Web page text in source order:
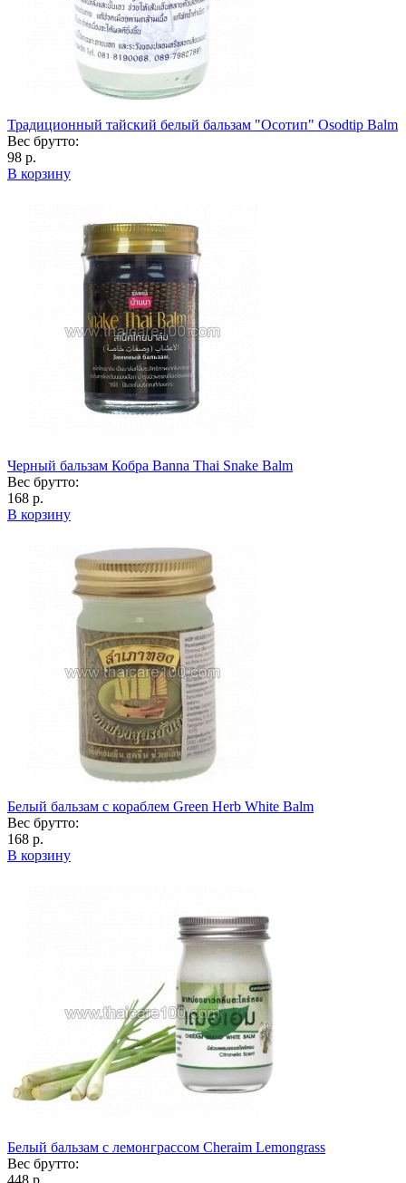
Традиционный тайский белый бальзам "Осотип" Osodtip Balm
Вес брутто:
98 р.
В корзину
Черный бальзам Кобра Banna Thai Snake Balm
Вес брутто:
168 р.
В корзину
Белый бальзам с кораблем Green Herb White Balm
Вес брутто:
168 р.
В корзину
Белый бальзам с лемонграссом Cheraim Lemongrass
Вес брутто:
448 р.